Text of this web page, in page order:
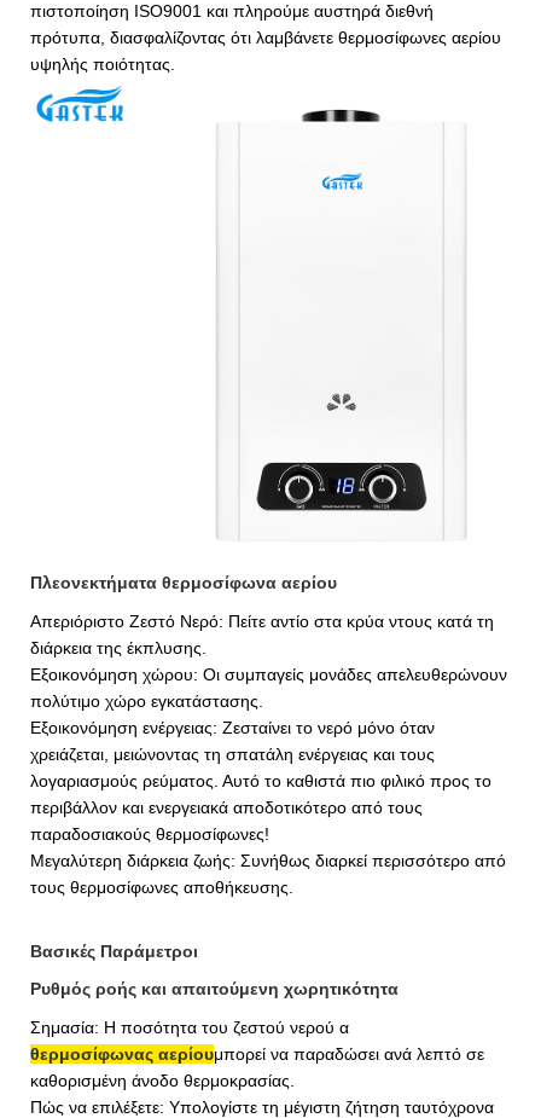
πιστοποίηση ISO9001 και πληρούμε αυστηρά διεθνή
πρότυπα, διασφαλίζοντας ότι λαμβάνετε θερμοσίφωνες αερίου
υψηλής ποιότητας.
Πλεονεκτήματα θερμοσίφωνα αερίου
Απεριόριστο Ζεστό Νερό: Πείτε αντίο στα κρύα ντους κατά τη
διάρκεια της έκπλυσης.
Εξοικονόμηση χώρου: Οι συμπαγείς μονάδες απελευθερώνουν
πολύτιμο χώρο εγκατάστασης.
Εξοικονόμηση ενέργειας: Ζεσταίνει το νερό μόνο όταν
χρειάζεται, μειώνοντας τη σπατάλη ενέργειας και τους
λογαριασμούς ρεύματος. Αυτό το καθιστά πιο φιλικό προς το
περιβάλλον και ενεργειακά αποδοτικότερο από τους
παραδοσιακούς θερμοσίφωνες!
Μεγαλύτερη διάρκεια ζωής: Συνήθως διαρκεί περισσότερο από
τους θερμοσίφωνες αποθήκευσης.
Βασικές Παράμετροι
Ρυθμός ροής και απαιτούμενη χωρητικότητα
Σημασία: Η ποσότητα του ζεστού νερού α
θερμοσίφωνας αερίουμπορεί να παραδώσει ανά λεπτό σε
καθορισμένη άνοδο θερμοκρασίας.
Πώς να επιλέξετε: Υπολογίστε τη μέγιστη ζήτηση ταυτόχρονα